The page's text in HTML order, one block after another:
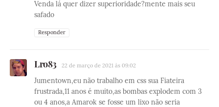
Venda lá quer dizer superioridade?mente mais seu
safado
Responder
Lro83 22 de março de 2021 às 09:02
Jumentown,eu não trabalho em css sua Fiateira
frustrada,11 anos é muito,as bombas explodem com 3
ou 4 anos,a Amarok se fosse um lixo não seria